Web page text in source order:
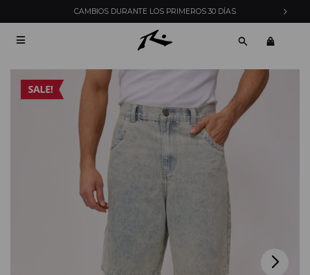
CAMBIOS DURANTE LOS PRIMEROS 30 DÍAS
